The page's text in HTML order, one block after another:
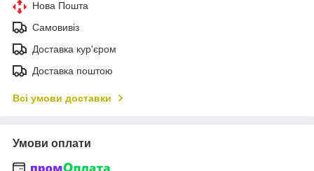
Нова Пошта
Самовивіз
Доставка кур'єром
Доставка поштою
Всі умови доставки
Умови оплати